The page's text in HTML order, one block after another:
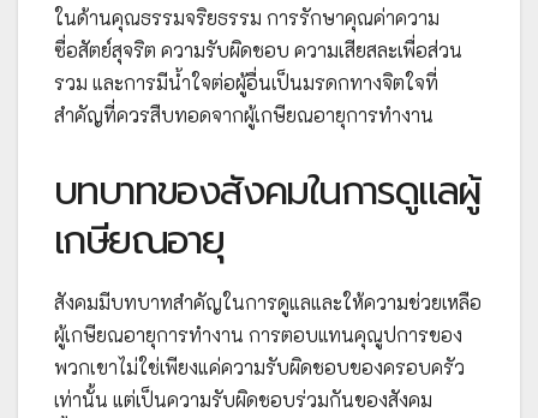
ในด้านคุณธรรมจริยธรรม การรักษาคุณค่าความ
ซื่อสัตย์สุจริต ความรับผิดชอบ ความเสียสละเพื่อส่วน
รวม และการมีน้ำใจต่อผู้อื่นเป็นมรดกทางจิตใจที่
สำคัญที่ควรสืบทอดจากผู้เกษียณอายุการทำงาน
บทบาทของสังคมในการดูแลผู้
เกษียณอายุ
สังคมมีบทบาทสำคัญในการดูแลและให้ความช่วยเหลือ
ผู้เกษียณอายุการทำงาน การตอบแทนคุณูปการของ
พวกเขาไม่ใช่เพียงแค่ความรับผิดชอบของครอบครัว
เท่านั้น แต่เป็นความรับผิดชอบร่วมกันของสังคม